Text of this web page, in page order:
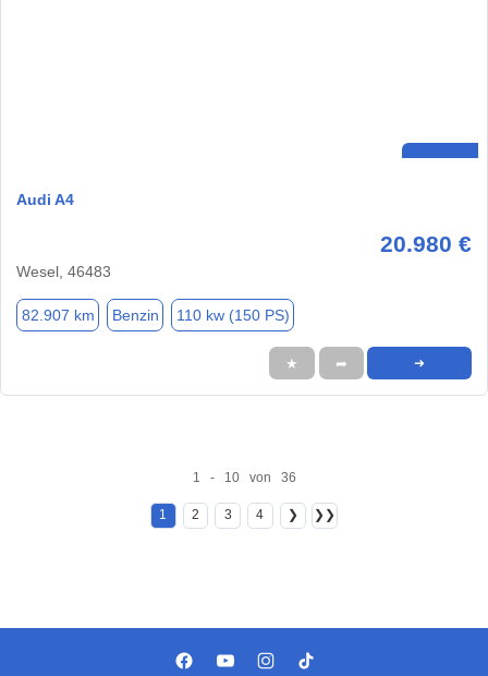
Audi A4
20.980 €
Wesel, 46483
82.907 km Benzin 110 kw (150 PS)
★ ➦ ➜
1 - 10 von 36
1 2 3 4 ❯ ❯❯